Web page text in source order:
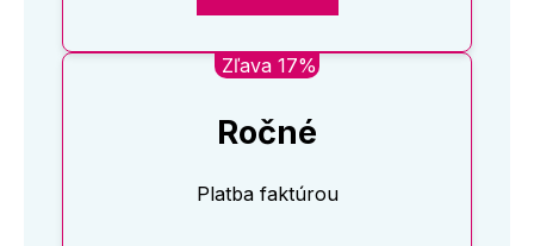
Zľava 17%
Ročné
Platba faktúrou